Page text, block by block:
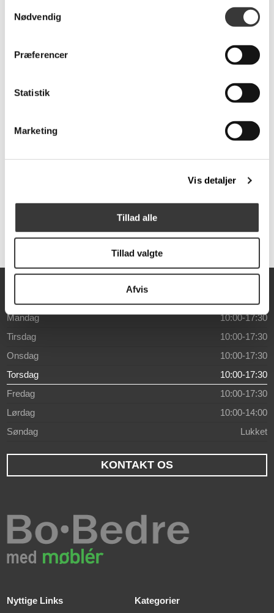
Nødvendig
Præferencer
Statistik
Marketing
Vis detaljer
Tillad alle
Tillad valgte
Afvis
Mandag
10:00-17:30
Tirsdag
10:00-17:30
Onsdag
10:00-17:30
Torsdag
10:00-17:30
Fredag
10:00-17:30
Lørdag
10:00-14:00
Søndag
Lukket
KONTAKT OS
Nyttige Links
Kategorier